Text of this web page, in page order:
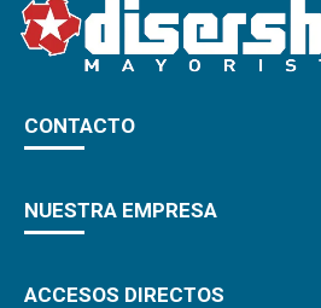
CONTACTO
NUESTRA EMPRESA
ACCESOS DIRECTOS